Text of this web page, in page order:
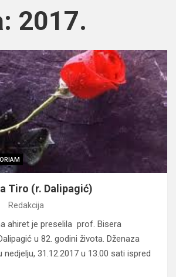
2017.
Tiro (r. Dalipagić)
Redakcija
ahiret je preselila prof. Bisera
u 82. godini života. Dženaza
31.12.2017 u 13.00 sati ispred